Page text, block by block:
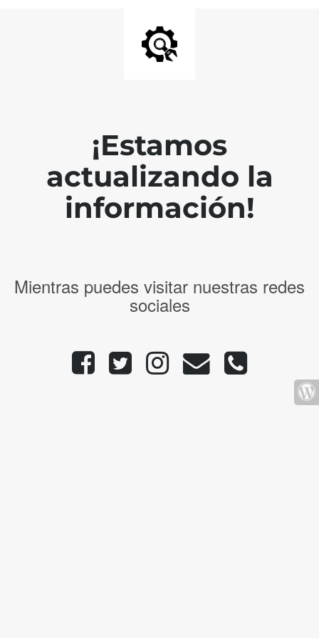
¡Estamos
actualizando la
información!
Mientras puedes visitar nuestras redes
sociales